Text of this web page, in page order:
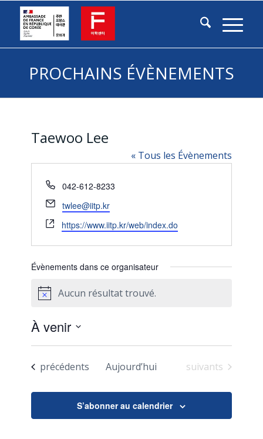
PROCHAINS ÉVÈNEMENTS
Taewoo Lee
« Tous les Évènements
Téléphone
042-612-8233
Email
twlee@iitp.kr
Site
web
https://www.iitp.kr/web/index.do
Évènements dans ce organisateur
NoticeAucun résultat trouvé.
À venir
Sélectionnez
date.
Évènements
précédents Aujourd’hui Évènements
suivants
S’abonner au calendrier